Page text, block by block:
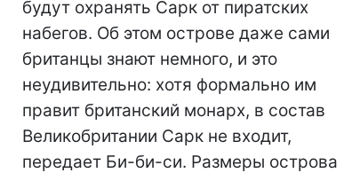
будут охранять Сарк от пиратских
набегов. Об этом острове даже сами
британцы знают немного, и это
неудивительно: хотя формально им
правит британский монарх, в состав
Великобритании Сарк не входит,
передает Би-би-си. Размеры острова